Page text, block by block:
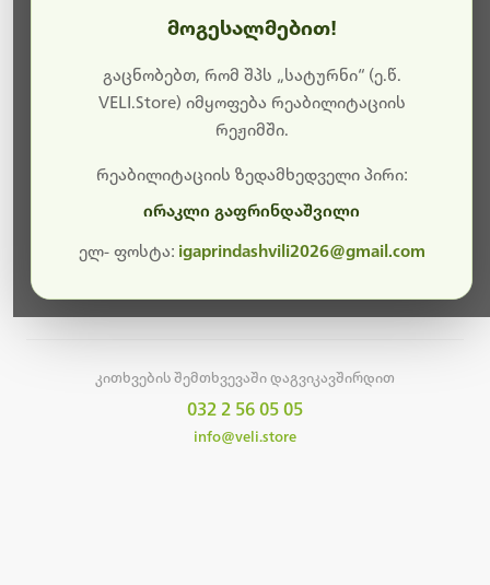
ბოდიშს გიხდით შეფერხებისთვის. ამჟამად
მიმდინარეობს საიტის განახლება და ტექნიკური
სამუშაოები.
მალე ისევ ხელმისაწვდომი იქნება. გმადლობთ
კითხვების შემთხვევაში დაგვიკავშირდით
032 2 56 05 05
info@veli.store
მოგესალმებით!
გაცნობებთ, რომ შპს „სატურნი“ (ე.წ.
VELI.Store) იმყოფება რეაბილიტაციის
რეჟიმში.
რეაბილიტაციის ზედამხედველი პირი:
ირაკლი გაფრინდაშვილი
ელ- ფოსტა: igaprindashvili2026@gmail.com